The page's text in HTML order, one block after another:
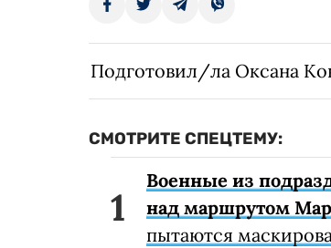
Подготовил/ла Оксана
СМОТРИТЕ СПЕЦТЕМУ:
Военные из
над маршрутом
пытаются